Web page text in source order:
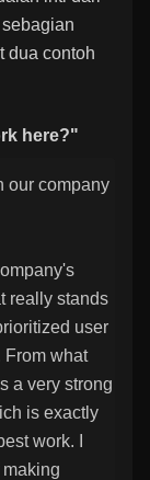
dua contoh
here?"
our company
really stands
user
From what
a very strong
is exactly
work. I